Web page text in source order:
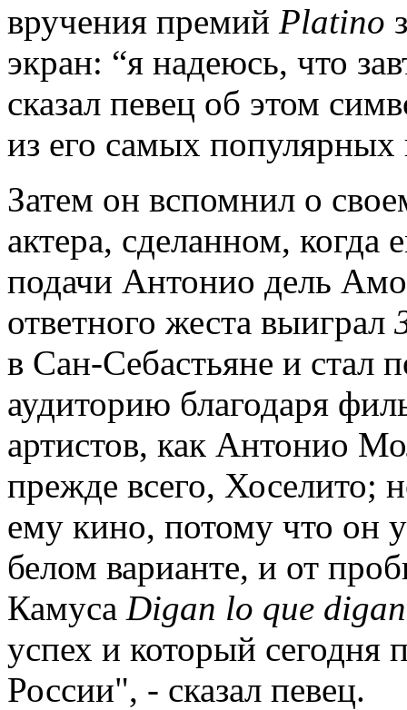
вручения премий Platino
экран: “я надеюсь, что
сказал певец об этом
из его самых популярных
Затем он вспомнил о
актера, сделанном, когда
подачи Антонио дель
ответного жеста выиграл
в Сан-Себастьяне и стал
аудиторию благодаря
артистов, как Антонио
прежде всего, Хоселито;
ему кино, потому что он
белом варианте, и от
Камуса Digan lo que digan
успех и который сегодня
России", - сказал певец.